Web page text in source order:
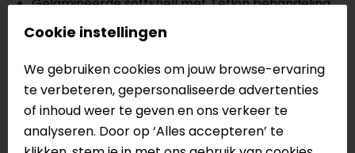
Vier buitenzakken
Twee zakken in de thermische voering
Waterdichte binnenzak
Fanom elleboog- en schouderprotectoren
Voorbereid voor rugprotector
Voorbereid voor borstprotector
CE EN 17092-3:2020, AA klasse
Cookie instellingen
We gebruiken cookies om jouw browse-ervaring
te verbeteren, gepersonaliseerde advertenties
of inhoud weer te geven en ons verkeer te
analyseren. Door op ‘Alles accepteren’ te